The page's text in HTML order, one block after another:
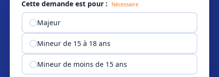
Cette demande est pour : Nécessaire
Majeur
Mineur de 15 à 18 ans
Mineur de moins de 15 ans